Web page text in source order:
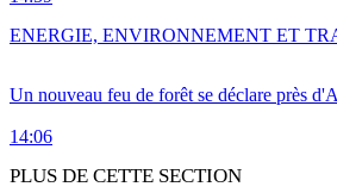
Un nouveau feu de forêt se déclare près
14:06
ENERGIE, ENVIRONNEMENT ET
PLUS DE CETTE SECTION